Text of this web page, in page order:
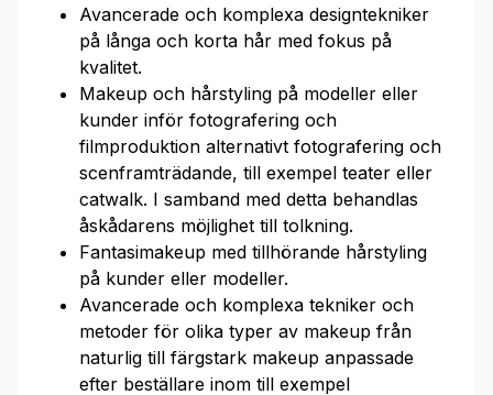
Avancerade och komplexa designtekniker
på långa och korta hår med fokus på
kvalitet.
Makeup och hårstyling på modeller eller
kunder inför fotografering och
filmproduktion alternativt fotografering och
scenframträdande, till exempel teater eller
catwalk. I samband med detta behandlas
åskådarens möjlighet till tolkning.
Fantasimakeup med tillhörande hårstyling
på kunder eller modeller.
Avancerade och komplexa tekniker och
metoder för olika typer av makeup från
naturlig till färgstark makeup anpassade
efter beställare inom till exempel